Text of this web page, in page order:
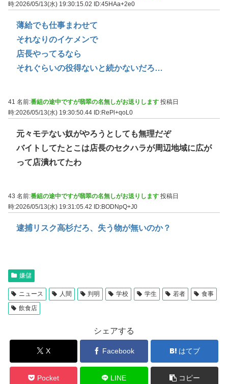
時:2026/05/13(水) 19:30:15.02
ID:45HAa+2e0
薄給でも仕事まわせて
それなりのイケメンで
店長やってるなら
それぐらいの役得ないと続かないだろ…
41 名前:番組の途中ですが翡翠の名無しがお送りします 投稿日
時:2026/05/13(水) 19:30:50.44 ID:RePl+qoL0
元々モテない奴がやろうとしても無理だぞ
バイトしてたとこは店長のセクハラが周辺地域に広が
って店潰れてたわ
43 名前:番組の途中ですが翡翠の名無しがお送りします 投稿日
時:2026/05/13(水) 19:31:05.42 ID:BODNpQ+J0
逮捕リスク高杉だろ、失う物が無いのか？
嫌儲
ニュース 人間 判明 学校 学生 若者
食事
飲食店
シェアする
X Facebook はてブ
Pocket LINE コピー